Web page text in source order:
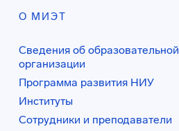
О МИЭТ
Сведения об образовательной
организации
Программа развития НИУ
Институты
Сотрудники и преподаватели